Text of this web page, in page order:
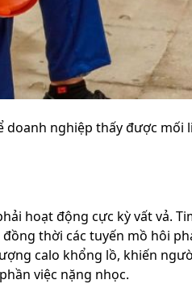
doanh nghiệp thấy được mối
hoạt động cực kỳ vất vả.
thời các tuyến mồ hôi
calo khổng lồ, khiến
việc nặng nhọc.